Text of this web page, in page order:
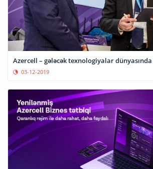
Azercell – gələcək texnologiyalar
03-12-2019